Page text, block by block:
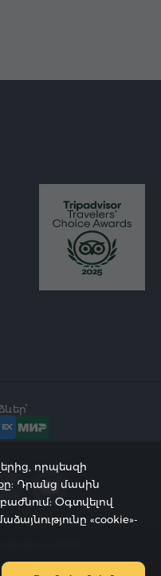
Սերվիս» ՍՊԸ;
08.08.2026
որպեսզի
Դրանց մասին
բաժնում: Օգտվելով
«cookie»-